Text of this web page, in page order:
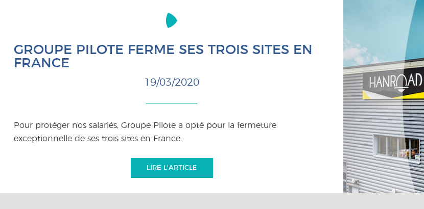
GROUPE PILOTE FERME SES TROIS SITES EN
FRANCE
19/03/2020
Pour protéger nos salariés, Groupe Pilote a opté pour la fermeture
exceptionnelle de ses trois sites en France.
LIRE L'ARTICLE